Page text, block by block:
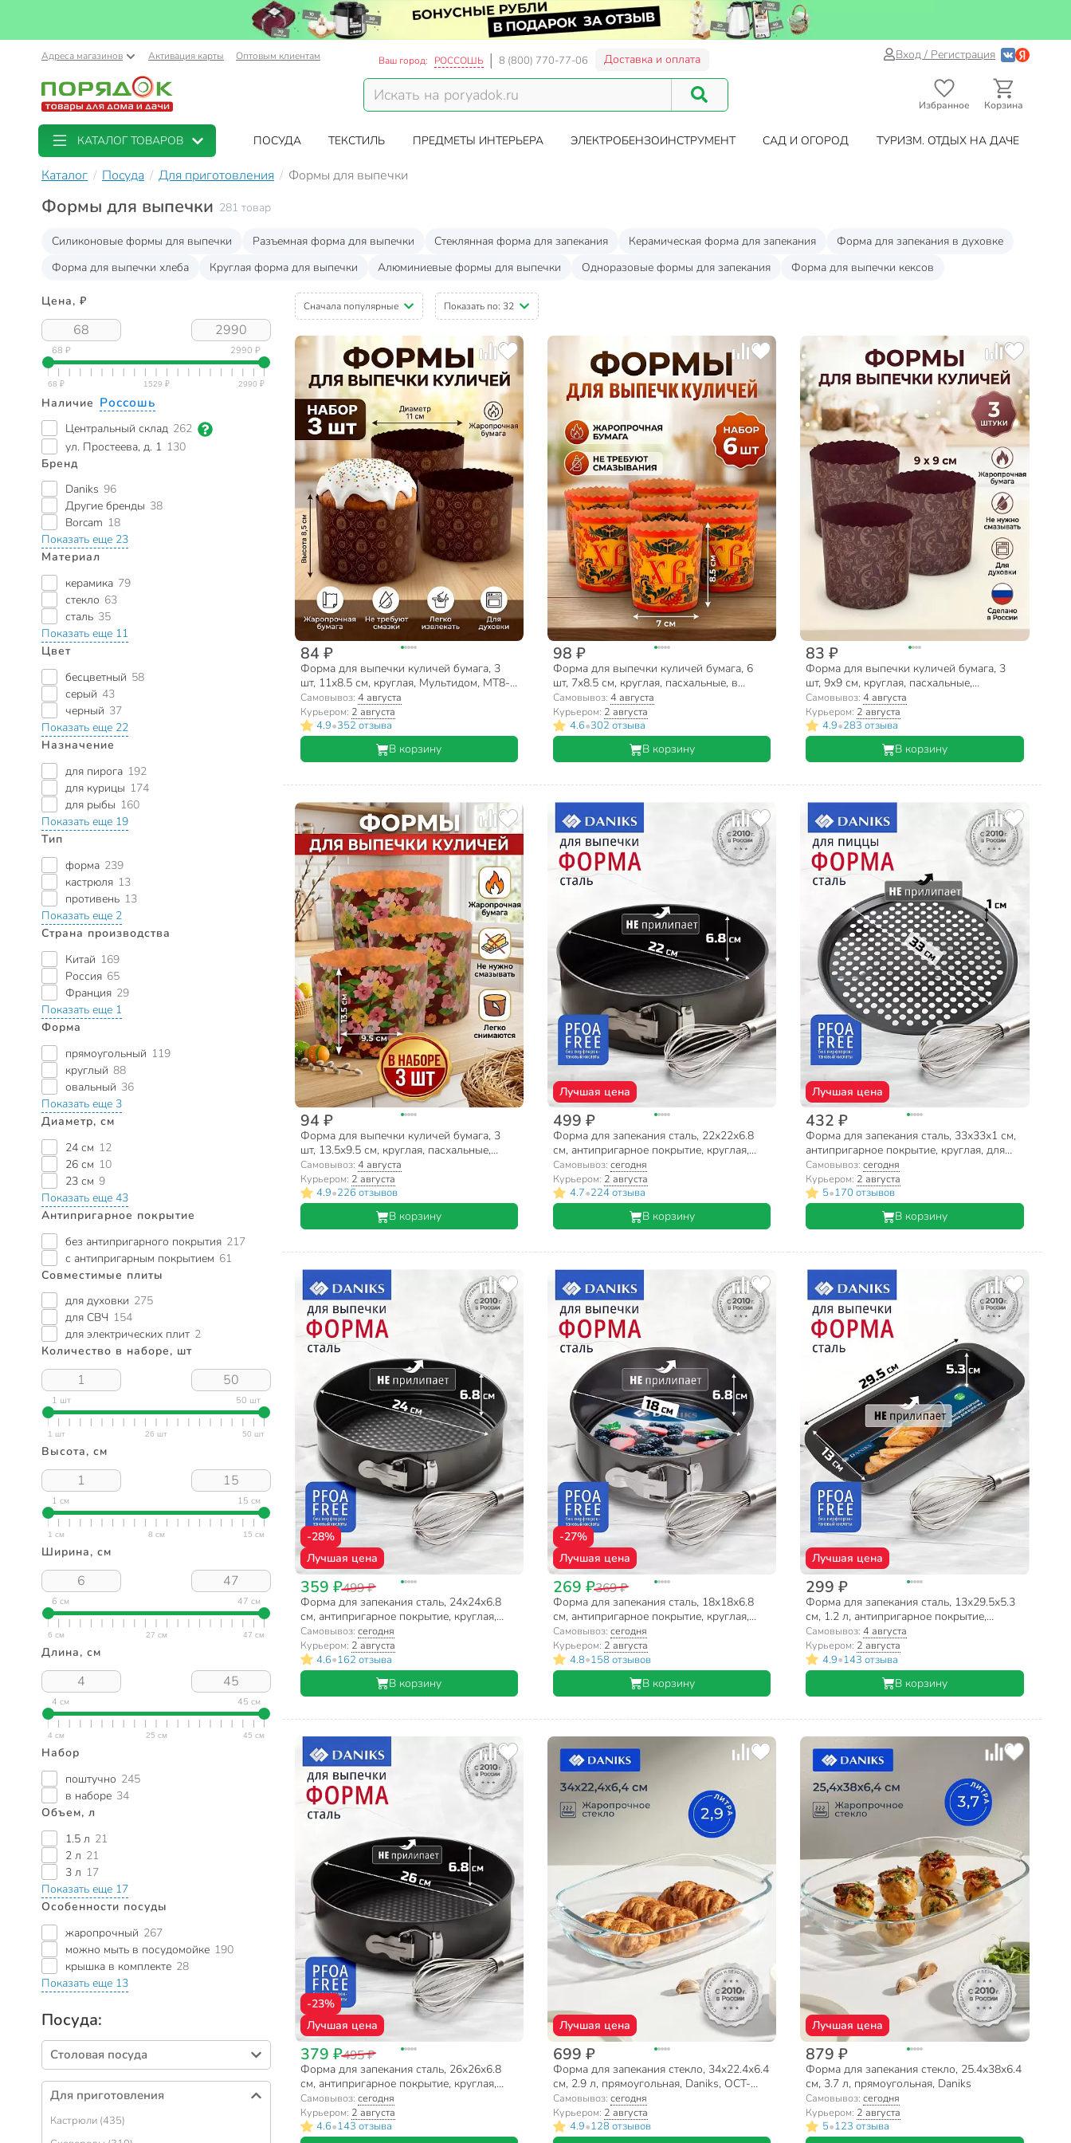
Адреса магазинов Активация карты Оптовым клиентам Ваш город: РОССОШЬ 8 (800) 770-77-06 Доставка и оплата Вход / Регистрация
Избранное Корзина
КАТАЛОГ ТОВАРОВ ПОСУДА ТЕКСТИЛЬ ПРЕДМЕТЫ ИНТЕРЬЕРА ЭЛЕКТРОБЕНЗОИНСТРУМЕНТ САД И ОГОРОД ТУРИЗМ. ОТДЫХ НА ДАЧЕ
Каталог Посуда Для приготовления Формы для выпечки
Формы для выпечки 281 товар
Силиконовые формы для выпечки Разъемная форма для выпечки Стеклянная форма для запекания Керамическая форма для запекания
Форма для запекания в духовке
Форма для выпечки хлеба
Круглая форма для выпечки Алюминиевые формы для выпечки Одноразовые формы для запекания Форма для выпечки кексов
Цена, ₽
68 ₽ 2990 ₽
Наличие Россошь
Центральный склад 262
ул. Простеева, д. 1 130
Бренд
Daniks 96
Другие бренды 38
Borcam 18
Показать еще 23
Материал
керамика 79
стекло 63
сталь 35
Показать еще 11
Цвет
бесцветный 58
серый 43
черный 37
Показать еще 22
Назначение
для пирога 192
для курицы 174
для рыбы 160
Показать еще 19
Тип
форма 239
кастрюля 13
противень 13
Показать еще 2
Страна производства
Китай 169
Россия 65
Франция 29
Показать еще 1
Форма
прямоугольный 119
круглый 88
овальный 36
Показать еще 3
Диаметр, см
24 см 12
26 см 10
23 см 9
Показать еще 43
Антипригарное покрытие
без антипригарного покрытия 217
с антипригарным покрытием 61
Совместимые плиты
для духовки 275
для СВЧ 154
для электрических плит 2
Количество в наборе, шт
1 шт 50 шт
Высота, см
1 см 15 см
Ширина, см
6 см 47 см
Длина, см
4 см 45 см
Набор
поштучно 245
в наборе 34
Объем, л
1.5 л 21
2 л 21
3 л 17
Показать еще 17
Особенности посуды
жаропрочный 267
можно мыть в посудомойке 190
крышка в комплекте 28
Показать еще 13
Посуда:
Столовая посуда
Тарелки (387)
Салатники (311)
Столовые приборы (256)
Для приготовления
Кастрюли (435)
Сначала популярные Показать по: 32
84 ₽
Форма для выпечки куличей бумага, 3
шт, 11х8.5 см, круглая, Мультидом, МТ8-
111
Самовывоз: 4 августа
Курьером: 2 августа
4.9•352 отзыва
В корзину
98 ₽
Форма для выпечки куличей бумага, 6
шт, 7х8.5 см, круглая, пасхальные, в
ассортименте, Мультидом, Орнамент,
МТ8-139
Самовывоз: 4 августа
Курьером: 2 августа
4.6•302 отзыва
В корзину
83 ₽
Форма для выпечки куличей бумага, 3
шт, 9х9 см, круглая, пасхальные,
Мультидом, МТ8-110
Самовывоз:4 августа
Курьером: 2 августа
4.9•283 отзыва
В корзину
94 ₽
Форма для выпечки куличей бумага, 3
шт, 13.5х9.5 см, круглая, пасхальные,
Мультидом, Пасхальная, МТ8-113
Самовывоз: 4 августа
Курьером: 2 августа
4.9•226 отзывов
В корзину
Лучшая цена
499 ₽
Форма для запекания сталь, 22х22х6.8
см, антипригарное покрытие, круглая,
разъемная, Daniks, K-8020.4
Самовывоз: сегодня
Курьером: 2 августа
4.7•224 отзыва
В корзину
Лучшая цена
432 ₽
Форма для запекания сталь, 33х33х1 см,
антипригарное покрытие, круглая, для
пиццы, Daniks, KB18995
Самовывоз:сегодня
Курьером: 2 августа
5•170 отзывов
В корзину
-28%
Лучшая цена
359 ₽499 ₽
Форма для запекания сталь, 24х24х6.8
см, антипригарное покрытие, круглая,
разъемная, Daniks, К-803
Самовывоз: сегодня
Курьером: 2 августа
4.6•162 отзыва
В корзину
-27%
Лучшая цена
269 ₽369 ₽
Форма для запекания сталь, 18х18х6.8
см, антипригарное покрытие, круглая,
разъемная, Daniks, K-8000.4
Самовывоз: сегодня
Курьером: 2 августа
4.8•158 отзывов
В корзину
Лучшая цена
299 ₽
Форма для запекания сталь, 13х29.5х5.3
см, 1.2 л, антипригарное покрытие,
прямоугольная, Daniks, KB19610
Самовывоз:4 августа
Курьером: 2 августа
4.9•143 отзыва
В корзину
-23%
Лучшая цена
379 ₽495 ₽
Форма для запекания сталь, 26х26х6.8
см, антипригарное покрытие, круглая,
разъемная, Daniks, K-804
Самовывоз: сегодня
Курьером: 2 августа
4.6•143 отзыва
Лучшая цена
699 ₽
Форма для запекания стекло, 34х22.4х6.4
см, 2.9 л, прямоугольная, Daniks, OCT-
NR5607
Самовывоз: сегодня
Курьером: 2 августа
4.9•128 отзывов
Лучшая цена
879 ₽
Форма для запекания стекло, 25.4х38х6.4
см, 3.7 л, прямоугольная, Daniks
Самовывоз:сегодня
Курьером: 2 августа
5•123 отзыва